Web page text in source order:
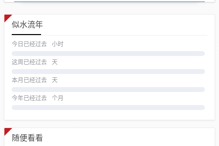
似水流年
今日已经过去 小时
这周已经过去 天
本月已经过去 天
今年已经过去 个月
随便看看